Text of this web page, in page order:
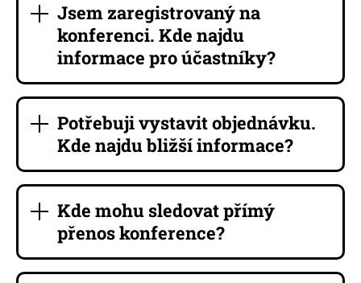
Jsem zaregistrovaný na
konferenci. Kde najdu
informace pro účastníky?
Potřebuji vystavit objednávku.
Kde najdu bližší informace?
Kde mohu sledovat přímý
přenos konference?